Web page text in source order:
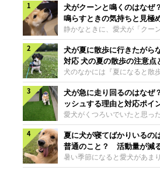
犬がクーンと鳴くのはなぜ
鳴らすときの気持ちと見極
静かなときに、愛犬が「クー
鳴いたり、鼻を鳴らすような
することはありませんか？ 大
わけではない分、「不安なの
かお願いしているの？」と気
さんもいるかもしれません。
クーンと鳴く理由や鼻鳴らし
め方と対応のポイントなどに
のきもち獣医師相談室の原 駿
伺いました。クーンと鳴くの
ち？いぬのきもち投稿写真ギ
クーンと小さく鳴くときは、
を伝えようとしている場合が
れています。大
犬が夏に散歩に行きたがら
対応 犬の夏の散歩の注意点
犬のなかには『夏になると散
らない、歩かなくなる』『暑
の気配を察すると涼しい部屋
しない』など散歩に行きたが
るようです。愛犬の運動をさ
のに、散歩に行きたがらない
場合はどう対応すればよいの
「愛犬が夏に散歩に行きたが
対応」について、いぬのきも
室の白山さとこ先生に聞きま
犬が急に走り回るのはな
ッシュする理由と対応ポイ
愛犬がくつろいでいたと思っ
屋の中を走り回り始める――
驚いたことはありませんか？
「何が起きているの？」と戸
んも多いでしょう。落ち着い
のに、急にスイッチが入った
夏に犬が寝てばかりいるの
普通のこと？ 活動量が減
策とは
暑い季節になると愛犬があま
ばかりだと感じる飼い主さん